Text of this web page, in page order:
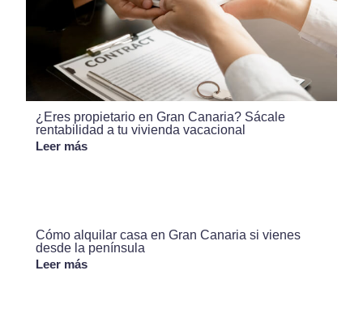
¿Eres propietario en Gran Canaria? Sácale
rentabilidad a tu vivienda vacacional
Leer más
Cómo alquilar casa en Gran Canaria si vienes
desde la península
Leer más